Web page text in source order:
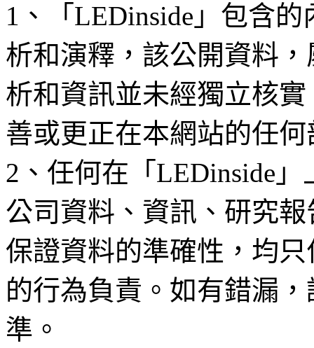
1、「LEDinside」包含
析和演釋，該公開資料
析和資訊並未經獨立核
善或更正在本網站的任
2、任何在「LEDinside
公司資料、資訊、研究
保證資料的準確性，均
的行為負責。如有錯漏
準。